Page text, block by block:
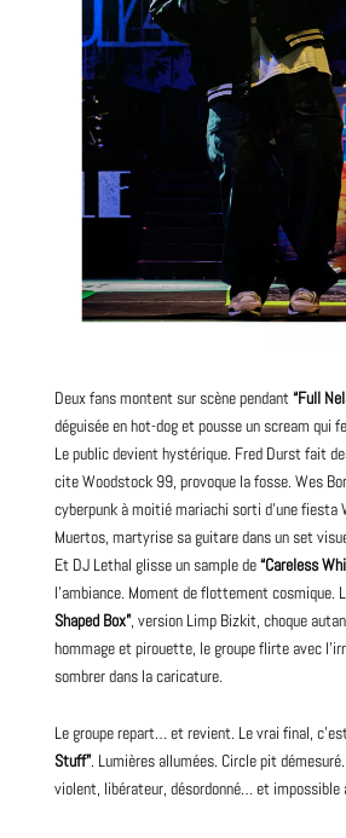
Deux fans montent sur scène pendant“Full
déguisée en hot-dog et pousse un scream qui
Le public devient hystérique. Fred Durst fait
cite Woodstock 99, provoque la fosse. Wes
cyberpunk à moitié mariachi sorti d’une fiesta
Muertos, martyrise sa guitare dans un set
Et DJ Lethal glisse un sample de“Careless
l’ambiance. Moment de flottement cosmique.
Shaped Box”, version Limp Bizkit, choque
hommage et pirouette, legroupeflirte avec
sombrer dans la caricature.
Le groupe repart… et revient. Le vrai final,
Stuff”. Lumières allumées. Circle pit
violent, libérateur, désordonné… et impossible